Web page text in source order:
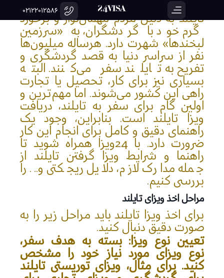
02122012586
تایلند به دلیل مردم مهمان‌نواز و برخورد
گرم خود با گردشگران، به «سرزمین
لبخندها» شهرت دارد. هرساله میلیون‌ها
نفر از سراسر دنیا به قصد گردشگری و
تفریح به تایلند سفر می‌کنند. البته
بسیاری نیز برای کار، تحصیل یا تجارت
راهی این کشور می‌شوند. اما مهم‌ترین و
اولین گام برای سفر به تایلند، دریافت
ویزا تایلند است. بنابراین، وجود یک
راهنمای دقیق و کامل برای انجام این کار
ضرورت دارد. با 24ویزا همراه شوید تا
راهنما و شرایط ویزا گرفتن تایلند از
جمله مدارک لازم، دلایل ریجکتی و... را
بررسی کنیم.
مراحل اخذ ویزای تایلند
برای اخذ ویزا تایلند باید مراحل زیر را به
صورت دقیق دنبال کنید.
تعیین نوع ویزا: بسته به هدف سفر،
نوع ویزای مورد نیاز خود را مشخص
کنید. برای مثال، ویزای توریستی تایلند